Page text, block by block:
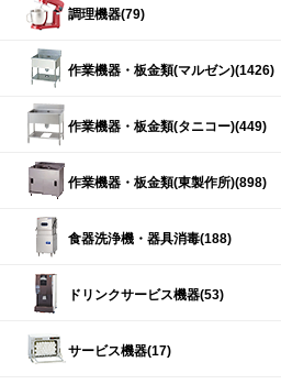
調理機器(79)
作業機器・板金類(マルゼン)(1426)
作業機器・板金類(タニコー)(449)
作業機器・板金類(東製作所)(898)
食器洗浄機・器具消毒(188)
ドリンクサービス機器(53)
サービス機器(17)